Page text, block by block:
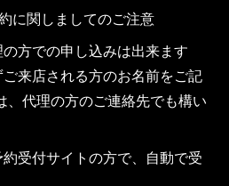
に関しましてのご注意
方での申し込みは出来ます
来店される方のお名前をご記
、代理の方のご連絡先でも構い
受付サイトの方で、自動で受